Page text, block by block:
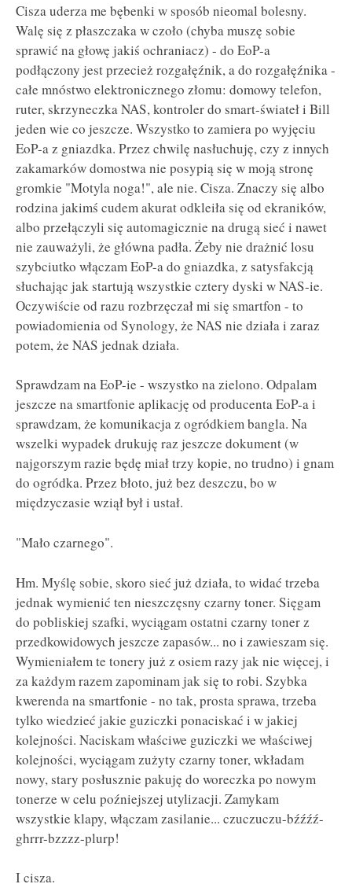
Cisza uderza me bębenki w sposób nieomal bolesny.
Walę się z płaszczaka w czoło (chyba muszę sobie
sprawić na głowę jakiś ochraniacz) - do EoP-a
podłączony jest przecież rozgałęźnik, a do rozgałęźnika -
całe mnóstwo elektronicznego złomu: domowy telefon,
ruter, skrzyneczka NAS, kontroler do smart-świateł i Bill
jeden wie co jeszcze. Wszystko to zamiera po wyjęciu
EoP-a z gniazdka. Przez chwilę nasłuchuję, czy z innych
zakamarków domostwa nie posypią się w moją stronę
gromkie "Motyla noga!", ale nie. Cisza. Znaczy się albo
rodzina jakimś cudem akurat odkleiła się od ekraników,
albo przełączyli się automagicznie na drugą sieć i nawet
nie zauważyli, że główna padła. Żeby nie drażnić losu
szybciutko włączam EoP-a do gniazdka, z satysfakcją
słuchając jak startują wszystkie cztery dyski w NAS-ie.
Oczywiście od razu rozbrzęczał mi się smartfon - to
powiadomienia od Synology, że NAS nie działa i zaraz
potem, że NAS jednak działa.
Sprawdzam na EoP-ie - wszystko na zielono. Odpalam
jeszcze na smartfonie aplikację od producenta EoP-a i
sprawdzam, że komunikacja z ogródkiem bangla. Na
wszelki wypadek drukuję raz jeszcze dokument (w
najgorszym razie będę miał trzy kopie, no trudno) i gnam
do ogródka. Przez błoto, już bez deszczu, bo w
międzyczasie wziął był i ustał.
"Mało czarnego".
Hm. Myślę sobie, skoro sieć już działa, to widać trzeba
jednak wymienić ten nieszczęsny czarny toner. Sięgam
do pobliskiej szafki, wyciągam ostatni czarny toner z
przedkowidowych jeszcze zapasów... no i zawieszam się.
Wymieniałem te tonery już z osiem razy jak nie więcej, i
za każdym razem zapominam jak się to robi. Szybka
kwerenda na smartfonie - no tak, prosta sprawa, trzeba
tylko wiedzieć jakie guziczki ponaciskać i w jakiej
kolejności. Naciskam właściwe guziczki we właściwej
kolejności, wyciągam zużyty czarny toner, wkładam
nowy, stary posłusznie pakuję do woreczka po nowym
tonerze w celu poźniejszej utylizacji. Zamykam
wszystkie klapy, włączam zasilanie... czuczuczu-bźźźź-
ghrrr-bzzzz-plurp!
I cisza.